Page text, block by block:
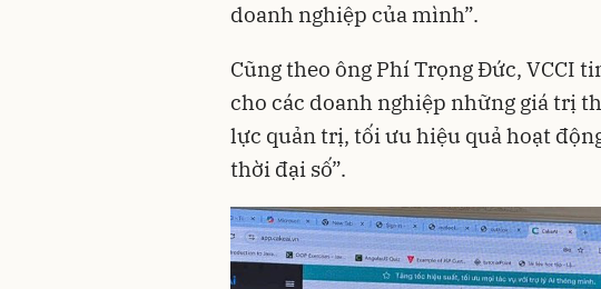
doanh nghiệp của mình”.
Cũng theo ông Phí Trọng Đức, VCCI
cho các doanh nghiệp những giá trị
lực quản trị, tối ưu hiệu quả hoạt
thời đại số”.